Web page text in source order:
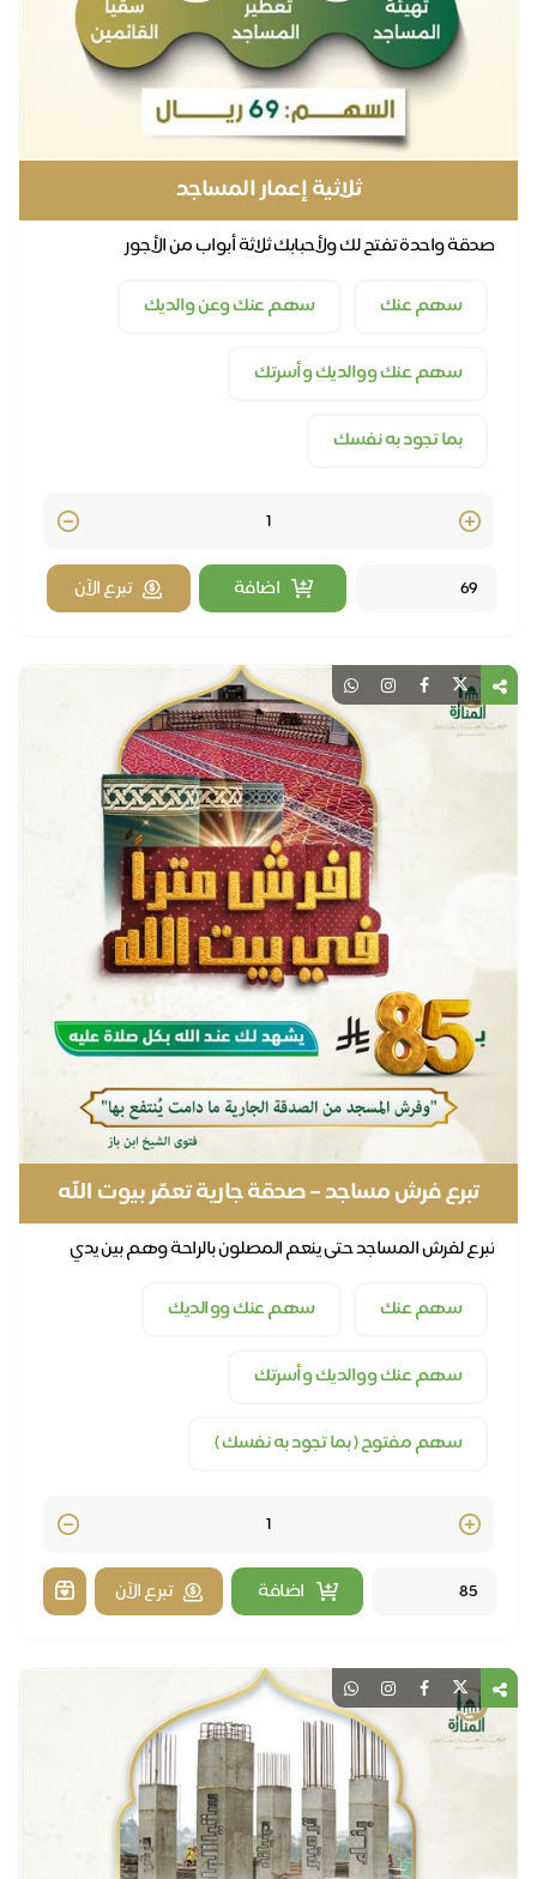
ثلاثية إعمار المساجد
صدقة واحدة تفتح لك ولأحبابك ثلاثة أبواب من الأجور
سهم عنك
سهم عنك وعن والديك
سهم عنك ووالديك وأسرتك
بما تجود به نفسك
Quantity
اضافة
تبرع الآن
تبرع فرش مساجد – صدقة جارية تعمّر بيوت الله
وتريح المصلين
تبرع لفرش المساجد حتى ينعم المصلون بالراحة وهم بين يدي
سهم عنك
سهم عنك ووالديك
سهم عنك ووالديك وأسرتك
سهم مفتوح ( بما تجود به نفسك )
Quantity
اضافة
تبرع الآن